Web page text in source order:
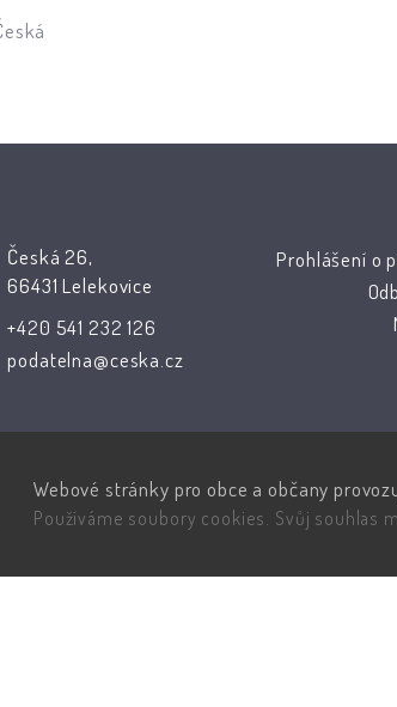
Česká 26,
66431 Lelekovice
+420 541 232 126
podatelna@ceska.cz
Prohlášení o
Webové stránky pro obce a občany
Používáme soubory cookies. Svůj souhlas